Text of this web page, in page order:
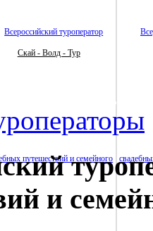
Скай - Волд - Тур
и